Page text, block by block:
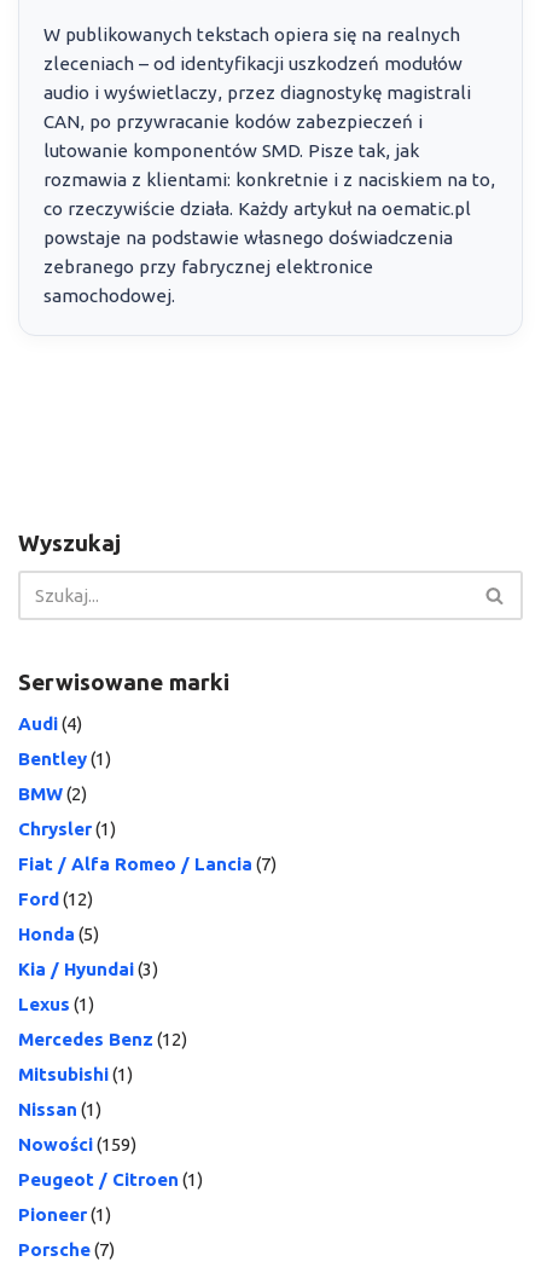
W publikowanych tekstach opiera się na realnych
zleceniach – od identyfikacji uszkodzeń modułów
audio i wyświetlaczy, przez diagnostykę magistrali
CAN, po przywracanie kodów zabezpieczeń i
lutowanie komponentów SMD. Pisze tak, jak
rozmawia z klientami: konkretnie i z naciskiem na to,
co rzeczywiście działa. Każdy artykuł na oematic.pl
powstaje na podstawie własnego doświadczenia
zebranego przy fabrycznej elektronice
samochodowej.
Wyszukaj
Serwisowane marki
Audi(4)
Bentley(1)
BMW(2)
Chrysler(1)
Fiat / Alfa Romeo / Lancia (7)
Ford(12)
Honda (5)
Kia / Hyundai(3)
Lexus (1)
Mercedes Benz (12)
Mitsubishi(1)
Nissan (1)
Nowości(159)
Peugeot / Citroen (1)
Pioneer(1)
Porsche(7)